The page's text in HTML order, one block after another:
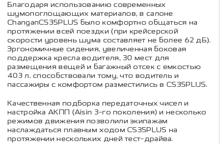
Благодаря использованию современных
шумопоглощающих материалов, в салоне
ChanganCS35PLUS было комфортно общаться на
протяжении всей поездки (при крейсерской
скорости уровень шума составляет не более 62 дБ).
Эргономичные сидения, увеличенная боковая
поддержка кресла водителя, 30 мест для
размещения вещей и багажный отсек с емкостью
403 л. способствовали тому, что водитель и
пассажиры с комфортом разместились в CS35PLUS.
Качественная подборка передаточных чисел и
настройка АКПП (Aisin 3-го поколения) и несколько
режимов движения позволили экипажам
наслаждаться плавным ходом CS35PLUS на
протяжении нескольких дней тест-драйва.